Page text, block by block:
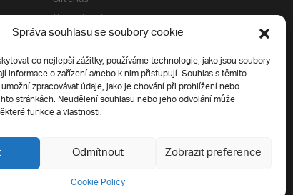
Správa souhlasu se soubory cookie
co nejlepší zážitky, používáme technologie, jako jsou soubory
informace o zařízení a/nebo k nim přistupují. Souhlas s těmito
zpracovávat údaje, jako je chování při prohlížení nebo
stránkách. Neudělení souhlasu nebo jeho odvolání může
funkce a vlastnosti.
Odmítnout Zobrazit preference
Cookie Policy
Napsali o nás
Tiskové zprávy